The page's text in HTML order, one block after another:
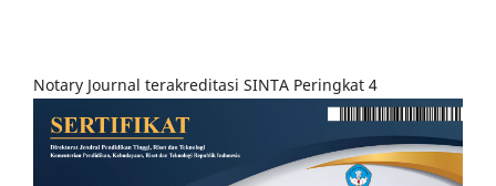
Notary Journal terakreditasi SINTA Peringkat 4